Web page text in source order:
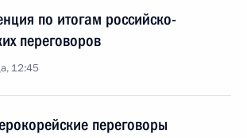
по итогам российско-
переговоров
12:45
переговоры